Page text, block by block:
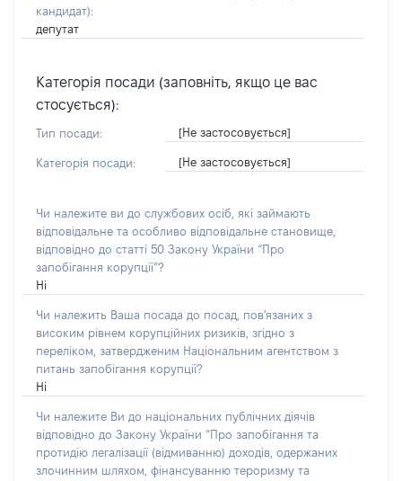
кандидат):
депутат
Категорія посади (заповніть, якщо це вас
стосується):
Тип посади: [Не застосовується]
Категорія посади: [Не застосовується]
Чи належите ви до службових осіб, які займають
відповідальне та особливо відповідальне становище,
відповідно до статті 50 Закону України “Про
запобігання корупції”?
Ні
Чи належить Ваша посада до посад, пов'язаних з
високим рівнем корупційних ризиків, згідно з
переліком, затвердженим Національним агентством з
питань запобігання корупції?
Ні
Чи належите Ви до національних публічних діячів
відповідно до Закону України “Про запобігання та
протидію легалізації (відмиванню) доходів, одержаних
злочинним шляхом, фінансуванню тероризму та